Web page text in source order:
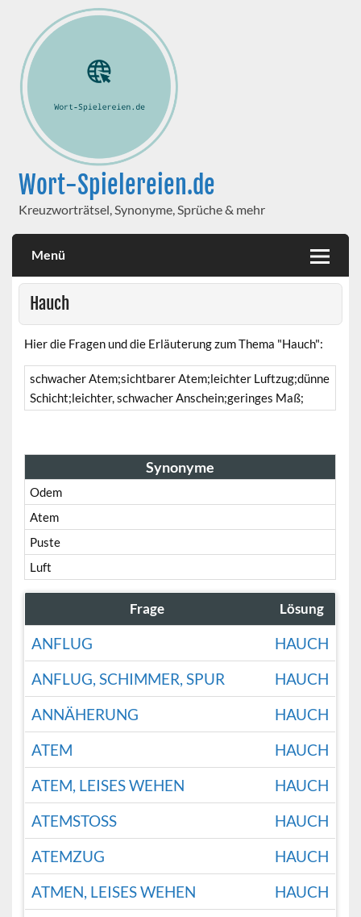
Wort-Spielereien.de
Kreuzworträtsel, Synonyme, Sprüche & mehr
Menü
Hauch
Hier die Fragen und die Erläuterung zum Thema "Hauch":
schwacher Atem;sichtbarer Atem;leichter Luftzug;dünne
Schicht;leichter, schwacher Anschein;geringes Maß;
Synonyme
Odem
Atem
Puste
Luft
Frage Lösung
ANFLUG
HAUCH
ANFLUG, SCHIMMER, SPUR
HAUCH
ANNÄHERUNG
HAUCH
ATEM
HAUCH
ATEM, LEISES WEHEN
HAUCH
ATEMSTOSS
HAUCH
ATEMZUG
HAUCH
ATMEN, LEISES WEHEN
HAUCH